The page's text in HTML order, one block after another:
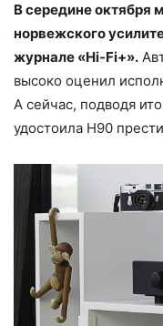
В середине октября
норвежского
журнале «Hi-Fi+».
высоко оценил
А сейчас, подводя
удостоила H90